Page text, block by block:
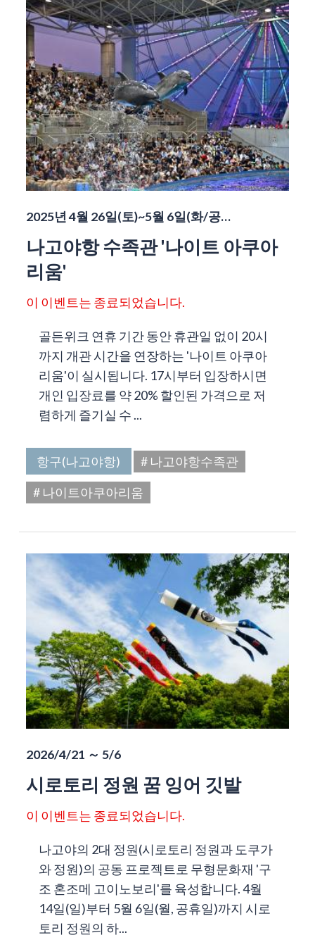
2025년 4월 26일(토)~5월 6일(화/공…
나고야항 수족관 '나이트 아쿠아
리움'
이 이벤트는 종료되었습니다.
골든위크 연휴 기간 동안 휴관일 없이 20시
까지 개관 시간을 연장하는 '나이트 아쿠아
리움'이 실시됩니다. 17시부터 입장하시면
개인 입장료를 약 20% 할인된 가격으로 저
렴하게 즐기실 수 ...
항구(나고야항)
# 나고야항수족관
# 나이트아쿠아리움
2026/4/21 ～ 5/6
시로토리 정원 꿈 잉어 깃발
이 이벤트는 종료되었습니다.
나고야의 2대 정원(시로토리 정원과 도쿠가
와 정원)의 공동 프로젝트로 무형문화재 '구
조 혼조메 고이노보리'를 육성합니다. 4월
14일(일)부터 5월 6일(월, 공휴일)까지 시로
토리 정원의 하...